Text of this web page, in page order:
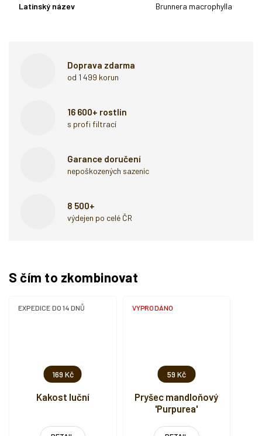
Latinský název Brunnera macrophylla
Doprava zdarma
od 1 499 korun
16 600+ rostlin
s profi filtrací
Garance doručení
nepoškozených sazenic
8 500+
výdejen po celé ČR
S čím to zkombinovat
169 Kč
Kakost luční
EXPEDICE DO 14 DNŮ
59 Kč
Pryšec mandloňový
'Purpurea'
VYPRODÁNO